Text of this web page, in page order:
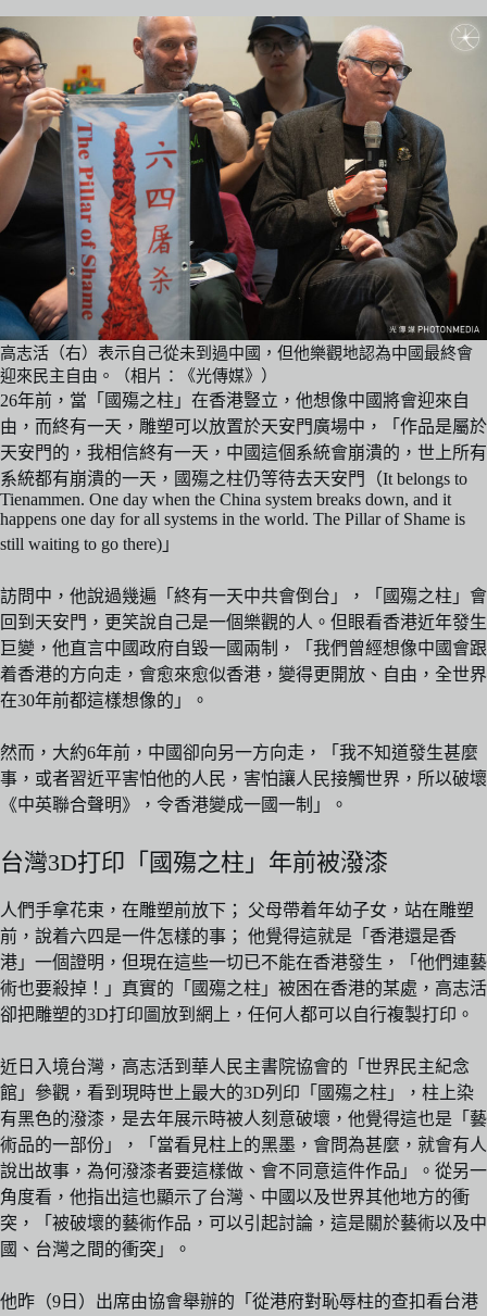
高志活（右）表示自己從未到過中國，但他樂觀地認為中國最終會
迎來民主自由。（相片：《光傳媒》）
26年前，當「國殤之柱」在香港豎立，他想像中國將會迎來自
由，而終有一天，雕塑可以放置於天安門廣場中，「作品是屬於
天安門的，我相信終有一天，中國這個系統會崩潰的，世上所有
系統都有崩潰的一天，國殤之柱仍等待去天安門（It belongs to
Tienammen. One day when the China system breaks down, and it
happens one day for all systems in the world. The Pillar of Shame is
still waiting to go there)」
訪問中，他說過幾遍「終有一天中共會倒台」，「國殤之柱」會
回到天安門，更笑說自己是一個樂觀的人。但眼看香港近年發生
巨變，他直言中國政府自毀一國兩制，「我們曾經想像中國會跟
着香港的方向走，會愈來愈似香港，變得更開放、自由，全世界
在30年前都這樣想像的」。
然而，大約6年前，中國卻向另一方向走，「我不知道發生甚麼
事，或者習近平害怕他的人民，害怕讓人民接觸世界，所以破壞
《中英聯合聲明》，令香港變成一國一制」。
台灣3D打印「國殤之柱」年前被潑漆
人們手拿花束，在雕塑前放下； 父母帶着年幼子女，站在雕塑
前，說着六四是一件怎樣的事； 他覺得這就是「香港還是香
港」一個證明，但現在這些一切已不能在香港發生，「他們連藝
術也要殺掉！」真實的「國殤之柱」被困在香港的某處，高志活
卻把雕塑的3D打印圖放到網上，任何人都可以自行複製打印。
近日入境台灣，高志活到華人民主書院協會的「世界民主紀念
館」參觀，看到現時世上最大的3D列印「國殤之柱」，柱上染
有黑色的潑漆，是去年展示時被人刻意破壞，他覺得這也是「藝
術品的一部份」，「當看見柱上的黑墨，會問為甚麼，就會有人
說出故事，為何潑漆者要這樣做、會不同意這件作品」。從另一
角度看，他指出這也顯示了台灣、中國以及世界其他地方的衝
突，「被破壞的藝術作品，可以引起討論，這是關於藝術以及中
國、台灣之間的衝突」。
他昨（9日）出席由協會舉辦的「從港府對恥辱柱的查扣看台港